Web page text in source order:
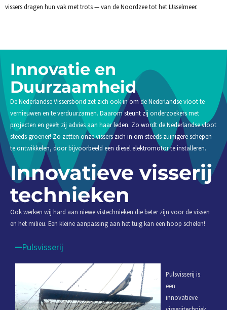
vissers dragen hun vak met trots — van de Noordzee tot het IJsselmeer.
Innovatie en
Duurzaamheid
De Nederlandse Vissersbond zet zich ook in om de Nederlandse vloot te
vernieuwen en te verduurzamen. Daarom steunt zij onderzoekers met
projecten en geeft zij advies aan haar leden. Zo wordt de Nederlandse vloot
steeds groener! Zo zetten onze vissers zich in om steeds zuinigere schepen
te ontwikkelen, door bijvoorbeeld een diesel elektromotor te installeren.
Innovatieve visserij
technieken
Ook werken wij hard aan niewe vistechnieken die beter zijn voor de vissen
en het milieu. Een kleine aanpassing aan het tuig kan een hoop schelen!
Pulsvisserij
Pulsvisserij is
een
innovatieve